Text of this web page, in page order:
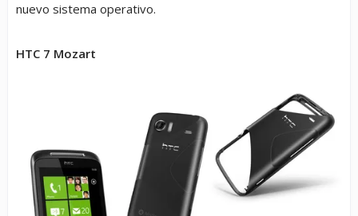
nuevo sistema operativo.
HTC 7 Mozart